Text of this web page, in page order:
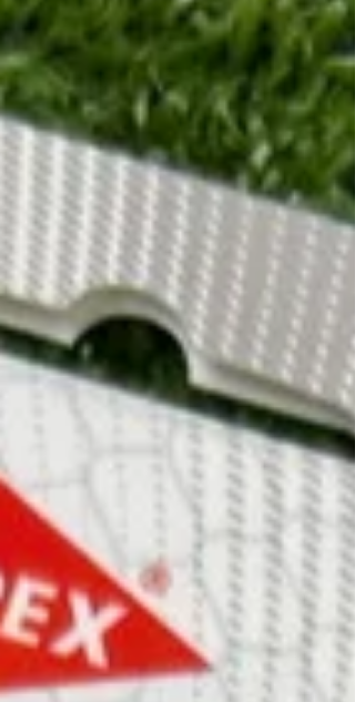
お立ち寄りください💁🏻‍♀️ご来店お待ちしておりま
す！ #工具買取 #出張買取 #中古 #未使用 #リサ
クル #埼玉県 #群馬県 #熊谷市 #深谷市 #太田市 #
行田市 #桶川市 #北本市 #東松山市 #吉見町 #工
販売 #リサイクルショップ #リサイクル工具 #高
買取 #整備 #Makita #工具整備 埼玉県熊谷市自動
整備工具,建設工具,電材など未使用品中古品お取
扱いしています。 ご来店お待ちしております。
売価格についてはお電話にてお問い合わせくださ
い。 営業時間 10時～19時 お買い取りの受付は
時30分までとなります。 定休日=月 Email
mytoolkumagaya21@yahoo.co.jp